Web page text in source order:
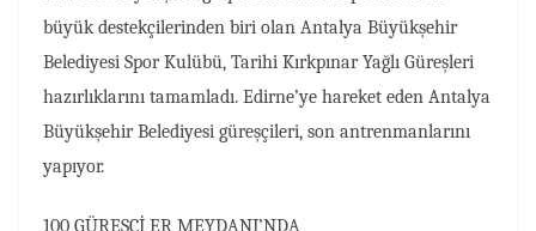
büyük destekçilerinden biri olan Antalya Büyükşehir
Belediyesi Spor Kulübü, Tarihi Kırkpınar Yağlı Güreşleri
hazırlıklarını tamamladı. Edirne’ye hareket eden Antalya
Büyükşehir Belediyesi güreşçileri, son antrenmanlarını
yapıyor.
100 GÜREŞÇİ ER MEYDANI’NDA